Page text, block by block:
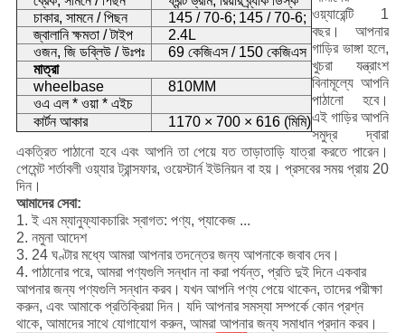
চাকার, সামনে / পিছন
145 / 70-6; 145 / 70-6;
জ্বালানি ক্ষমতা / টাইপ
2.4L
ওজন, জি ডব্লিউ / উঃপঃ
69 কেজিএস / 150 কেজিএস
মাত্রা
wheelbase
810MM
ওএ এল * ওয়া * এইচ
কার্টন আকার
1170 × 700 × 616 (মিমি)
ওয়্যারেন্টি 1
বছর।
আপনার
গাড়ির ভাঙ্গা হলে,
খুচরা যন্ত্রাংশ
বিনামূল্যে আপনি
পাঠানো হবে।
এই গাড়ির আপনি
সমুদ্র দ্বারা
একত্রিত পাঠানো হবে এবং আপনি তা পেয়ে যত তাড়াতাড়ি যাত্রা করতে পারেন।
পেমেন্ট শর্তাবলী ওয়্যার ট্রান্সফার, ওয়েস্টার্ন ইউনিয়ন বা হয়। প্রসবের সময় প্রায় 20
দিন।
আমাদের সেবা:
1. ই এম ম্যানুফ্যাকচারিং স্বাগত: পণ্য, প্যাকেজ ...
2. নমুনা আদেশ
3. 24 ঘণ্টার মধ্যে আমরা আপনার তদন্তের জন্য আপনাকে জবাব দেব।
4. পাঠানোর পরে, আমরা পণ্যগুলি সন্ধান না করা পর্যন্ত, প্রতি দুই দিনে একবার
আপনার জন্য পণ্যগুলি সন্ধান করব। যখন আপনি পণ্য পেয়ে থাকেন, তাদের পরীক্ষা
করুন, এবং আমাকে প্রতিক্রিয়া দিন। যদি আপনার সমস্যা সম্পর্কে কোন প্রশ্ন
থাকে, আমাদের সাথে যোগাযোগ করুন, আমরা আপনার জন্য সমাধান প্রদান করব।